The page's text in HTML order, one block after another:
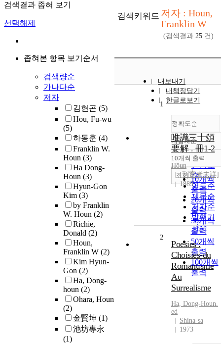
검색결과 좁혀 보기
선택해제
좁혀본 항목 보기순서
검색량순
가나다순
저자
김현곤 (5)
Hou, Fu-wu
(5)
하동훈 (4)
Franklin W.
Houn (3)
Ha Dong-
Houn (3)
Hyun-Gon
Kim (3)
by Franklin
W. Houn (2)
Richie,
Donald (2)
Houn,
Franklin W (2)
Kim Hyun-
Gon (2)
Ha, Dong-
houn (2)
Ohara, Houn
(2)
金賢坤 (1)
池坊專永
(1)
검색키워드 저자 : Houn,
Franklin W
(검색결과 25 건)
내보내기
내책장담기
한글로보기
정확도순
정확도
순
인기도
순
연도순
제목순
저자순
발행기
관순
내림차순
내림차
10개씩 출력
10개씩
출력
20개씩
출력
30개씩
출력
50개씩
출력
100개씩
출력
조회
1
唯識三十頌
要解 . 冊1-2
Hōun
[刊寫者未詳]
1889
2
Poesies :
Choisies-du
Romantisme
Au
Surrealisme
Ha, Dong-Houn.
ed
Shina-sa
1973